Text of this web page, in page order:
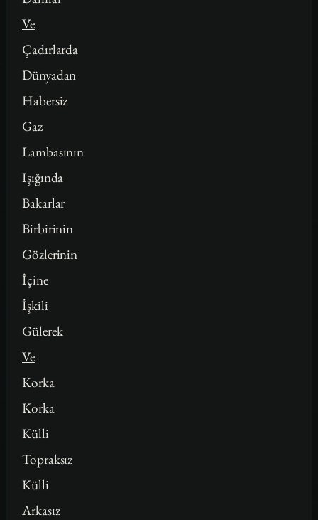
Ve
Çadırlarda
Dünyadan
Habersiz
Gaz
Lambasının
Işığında
Bakarlar
Birbirinin
Gözlerinin
İçine
İşkili
Gülerek
Ve
Korka
Korka
Külli
Topraksız
Külli
Arkasız